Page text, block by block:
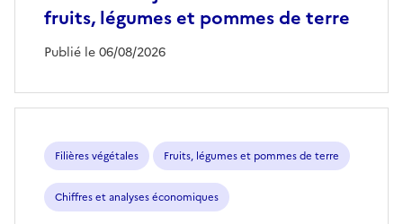
fruits, légumes et pommes de terre
Publié le 06/08/2026
Filières végétales Fruits, légumes et pommes de terre
Chiffres et analyses économiques